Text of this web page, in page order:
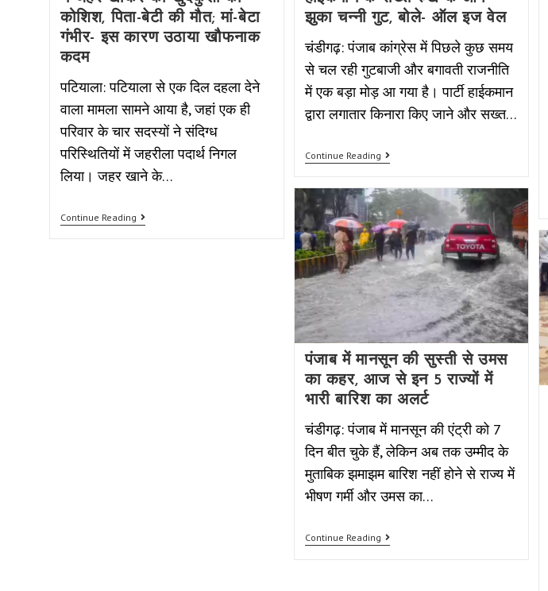
कोशिश, पिता-बेटी की मौत; मां-बेटा
गंभीर- इस कारण उठाया खौफनाक
कदम
पटियाला: पटियाला से एक दिल दहला देने
वाला मामला सामने आया है, जहां एक ही
परिवार के चार सदस्यों ने संदिग्ध
परिस्थितियों में जहरीला पदार्थ निगल
लिया। जहर खाने के…
Continue Reading
झुका चन्नी गुट, बोले- ऑल इज वेल
चंडीगढ़: पंजाब कांग्रेस में पिछले कुछ समय
से चल रही गुटबाजी और बगावती राजनीति
में एक बड़ा मोड़ आ गया है। पार्टी हाईकमान
द्वारा लगातार किनारा किए जाने और सख्त…
Continue Reading
पंजाब में मानसून की सुस्ती से उमस
का कहर, आज से इन 5 राज्यों में
भारी बारिश का अलर्ट
चंडीगढ़: पंजाब में मानसून की एंट्री को 7
दिन बीत चुके हैं, लेकिन अब तक उम्मीद के
मुताबिक झमाझम बारिश नहीं होने से राज्य में
भीषण गर्मी और उमस का…
Continue Reading